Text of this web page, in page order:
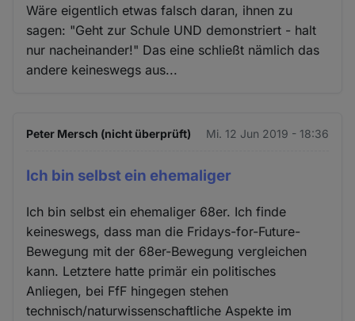
Wäre eigentlich etwas falsch daran, ihnen zu
sagen: "Geht zur Schule UND demonstriert - halt
nur nacheinander!" Das eine schließt nämlich das
andere keineswegs aus...
Peter Mersch (nicht überprüft) Mi. 12 Jun 2019 - 18:36
Ich bin selbst ein ehemaliger
Ich bin selbst ein ehemaliger 68er. Ich finde
keineswegs, dass man die Fridays-for-Future-
Bewegung mit der 68er-Bewegung vergleichen
kann. Letztere hatte primär ein politisches
Anliegen, bei FfF hingegen stehen
technisch/naturwissenschaftliche Aspekte im